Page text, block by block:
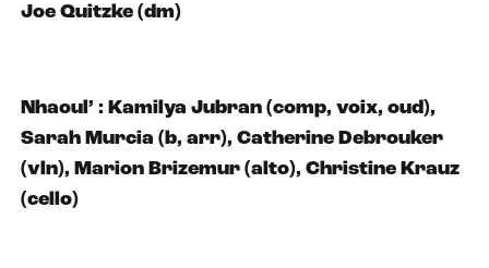
Joe Quitzke (dm)
Nhaoul’ : Kamilya Jubran (comp, voix, oud),
Sarah Murcia (b, arr), Catherine Debrouker
(vln), Marion Brizemur (alto), Christine Krauz
(cello)